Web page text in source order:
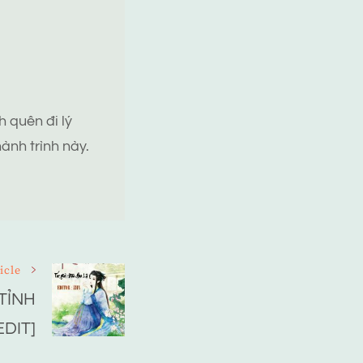
quên đi lý
trình này.